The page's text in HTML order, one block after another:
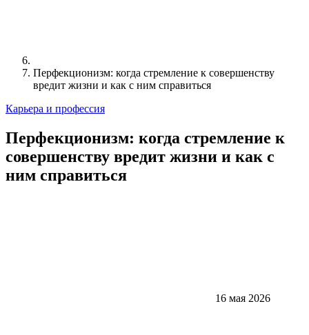
Перфекционизм: когда стремление к совершенству
вредит жизни и как с ним справиться
Карьера и профессия
Перфекционизм: когда стремление к
совершенству вредит жизни и как с
ним справиться
16 мая 2026